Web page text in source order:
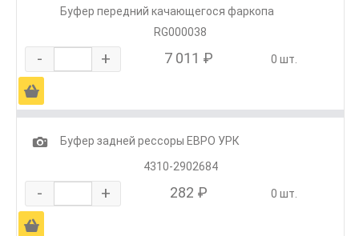
Буфер передний качающегося фаркопа
RG000038
- + 7 011 ₽ 0 шт.
Ä
1
Буфер задней рессоры ЕВРО УРК
4310-2902684
- + 282 ₽ 0 шт.
Ä